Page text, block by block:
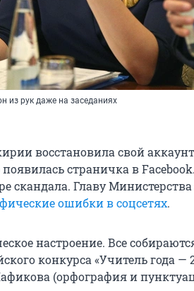
из рук даже на заседаниях
восстановила свой
страничка в
скандала. Главу
ошибки в соцсетях.
настроение. Все
конкурса «Учитель года —
(орфография и